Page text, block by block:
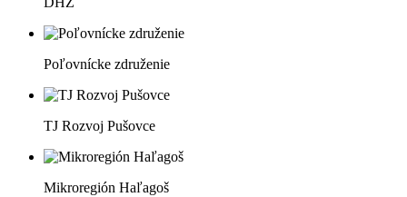
Poľovnícke združenie
TJ Rozvoj Pušovce
Mikroregión Haľagoš